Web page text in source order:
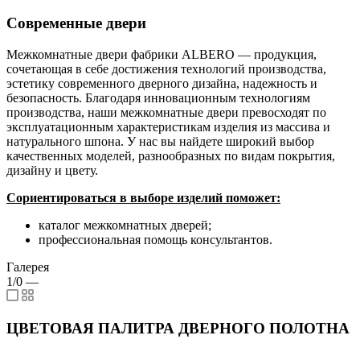
Современные двери
Межкомнатные двери фабрики ALBERO — продукция,
сочетающая в себе достижения технологий производства,
эстетику современного дверного дизайна, надежность и
безопасность. Благодаря инновационным технологиям
производства, наши межкомнатные двери превосходят по
эксплуатационным характеристикам изделия из массива и
натурального шпона. У нас вы найдете широкий выбор
качественных моделей, разнообразных по видам покрытия,
дизайну и цвету.
Сориентироваться в выборе изделий поможет:
каталог межкомнатных дверей;
профессиональная помощь консультантов.
Галерея
1/0 —
ЦВЕТОВАЯ ПАЛИТРА ДВЕРНОГО ПОЛОТНА